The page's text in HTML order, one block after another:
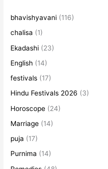
bhavishyavani (116)
chalisa (1)
Ekadashi (23)
English (14)
festivals (17)
Hindu Festivals 2026 (3)
Horoscope (24)
Marriage (14)
puja (17)
Purnima (14)